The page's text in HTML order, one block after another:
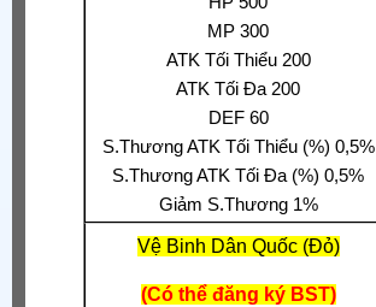
MP 300
ATK Tối Thiểu 200
ATK Tối Đa 200
DEF 60
S.Thương ATK Tối Thiểu (%) 0,5%
S.Thương ATK Tối Đa (%) 0,5%
Giảm S.Thương 1%
Vệ Binh Dân Quốc (Đỏ)
(Có thể đăng ký BST)